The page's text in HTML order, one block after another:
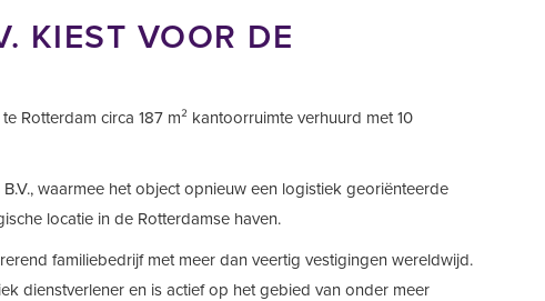
KIEST VOOR DE
Rotterdam circa 187 m² kantoorruimte verhuurd met 10
waarmee het object opnieuw een logistiek georiënteerde
locatie in de Rotterdamse haven.
familiebedrijf met meer dan veertig vestigingen wereldwijd.
dienstverlener en is actief op het gebied van onder meer